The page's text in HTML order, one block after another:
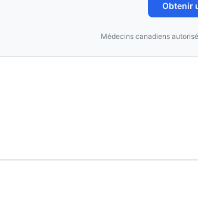
Obtenir
Médecins canadiens